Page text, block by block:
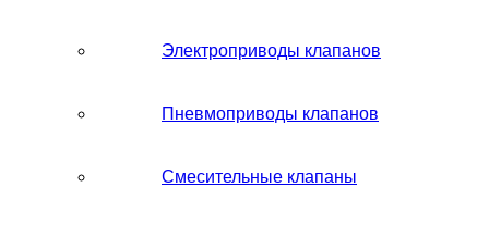
Электроприводы клапанов
Пневмоприводы клапанов
Смесительные клапаны